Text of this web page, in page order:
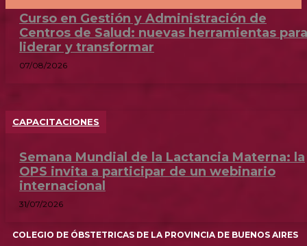
Curso en Gestión y Administración de
Centros de Salud: nuevas herramientas para
liderar y transformar
07/08/2026
CAPACITACIONES
Semana Mundial de la Lactancia Materna: la
OPS invita a participar de un webinario
internacional
31/07/2026
COLEGIO DE ÓBSTETRICAS DE LA PROVINCIA DE BUENOS AIRES